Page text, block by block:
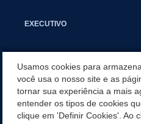
EXECUTIVO
APLICATIVO
Usamos cookies para
você usa o nosso site e as
tornar sua experiência a mais
entender os tipos de cookies
clique em 'Definir Cookies'. Ao